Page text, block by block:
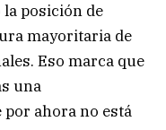
posición de
mayoritaria de
Eso marca que
una
ahora no está